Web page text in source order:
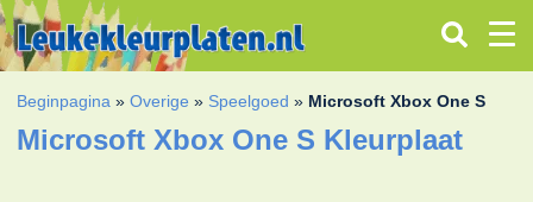
Beginpagina »Overige » Speelgoed » Microsoft Xbox One S
Microsoft Xbox One S Kleurplaat